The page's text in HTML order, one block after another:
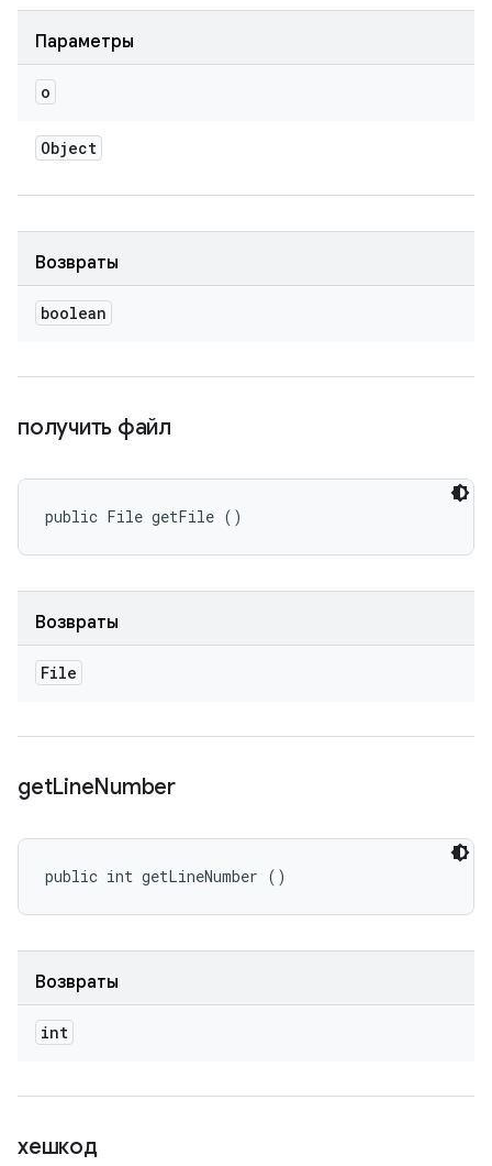
Параметры
o
Object
Возвраты
boolean
получить файл
public File getFile ()
Возвраты
File
getLineNumber
public int getLineNumber ()
Возвраты
int
хешкод